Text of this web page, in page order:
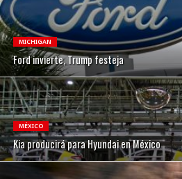
MICHIGAN
Ford invierte, Trump festeja
MÉXICO
Kia producirá para Hyundai en México